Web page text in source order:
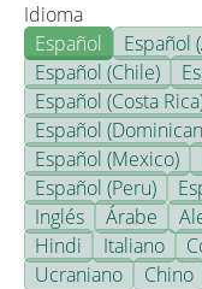
Idioma
Español
Español
Español (Chile)
Español (Costa
Español
Español (Mexico)
Español (Peru)
Inglés
Árabe
Hindi
Italiano
Ucraniano
Chino